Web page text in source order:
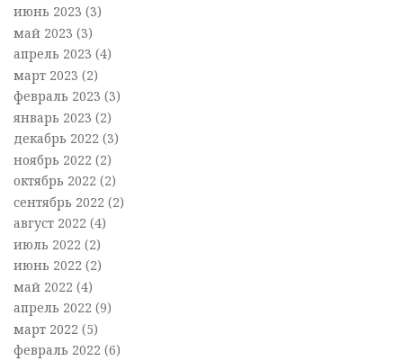
июнь 2023 (3)
май 2023 (3)
апрель 2023 (4)
март 2023 (2)
февраль 2023 (3)
январь 2023 (2)
декабрь 2022 (3)
ноябрь 2022 (2)
октябрь 2022 (2)
сентябрь 2022 (2)
август 2022 (4)
июль 2022 (2)
июнь 2022 (2)
май 2022 (4)
апрель 2022 (9)
март 2022 (5)
февраль 2022 (6)